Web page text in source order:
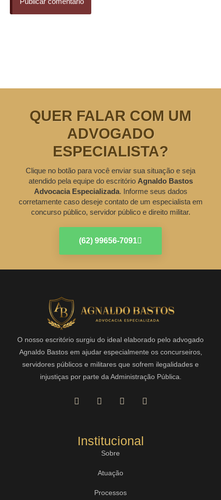
QUER FALAR COM UM
ADVOGADO
ESPECIALISTA?
Clique no botão para você enviar sua situação e seja
atendido pela equipe do escritório Agnaldo Bastos
Advocacia Especializada. Informe seus dados
corretamente caso deseje contato de um especialista em
concurso público, servidor público e direito militar.
(62) 99656-7091
O nosso escritório surgiu do ideal elaborado pelo advogado
Agnaldo Bastos em ajudar especialmente os concurseiros,
servidores públicos e militares que sofrem ilegalidades e
injustiças por parte da Administração Pública.
Institucional
Sobre
Atuação
Processos